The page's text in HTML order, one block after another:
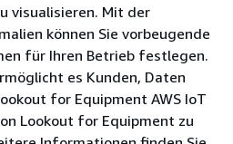
visualisieren. Mit der
können Sie vorbeugende
für Ihren Betrieb festlegen.
es Kunden, Daten
for Equipment AWS IoT
Lookout for Equipment zu